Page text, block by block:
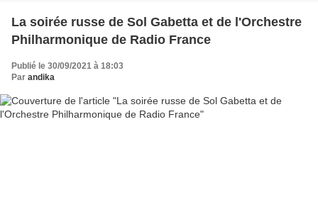
La soirée russe de Sol Gabetta et de l'Orchestre
Philharmonique de Radio France
Publié le 30/09/2021 à 18:03
Par andika